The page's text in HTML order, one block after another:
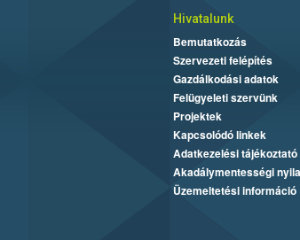
Hivatalunk
Bemutatkozás
Szervezeti felépítés
Gazdálkodási adatok
Felügyeleti szervünk
Projektek
Kapcsolódó linkek
Adatkezelési tájékoztató
Akadálymentességi
Üzemeltetési információ